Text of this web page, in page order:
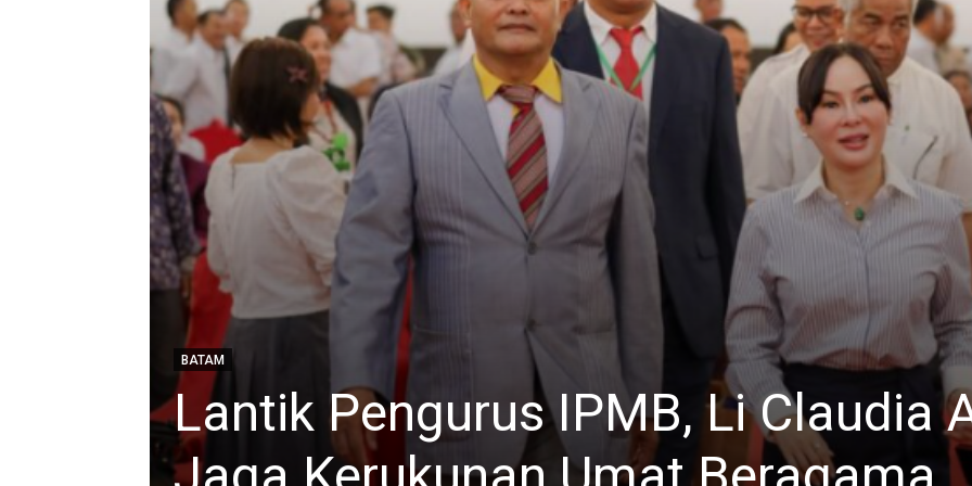
BATAM
Lantik Pengurus IPMB, Li Claudia